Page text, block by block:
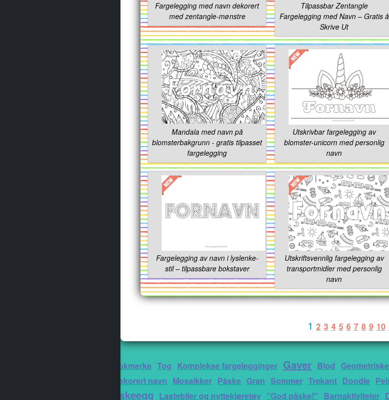
Fargelegging med navn dekorert
med zentangle-mønstre
Tilpassbar Zentangle
Fargelegging med Navn – Gratis å
Skrive Ut
Mandala med navn på
blomsterbakgrunn - gratis tilpasset
fargelegging
Utskrivbar fargelegging av
blomster-unicorn med personlig
navn
Fargelegging av navn i lyslenke-
stil – tilpassbare bokstaver
Utskriftsvennlig fargelegging av
transportmidler med personlig
navn
1 2 3 4 5 6 7 8 9 10
Bokmerke Tog Komplekse fargelegginger Gaver Blod
Dekorert navn Mosaikker Påske Gran Sommer Trekant Doodle
Påskeegg Lastebiler og nyttekjøretøy "God påske!" Barnaktiviteter